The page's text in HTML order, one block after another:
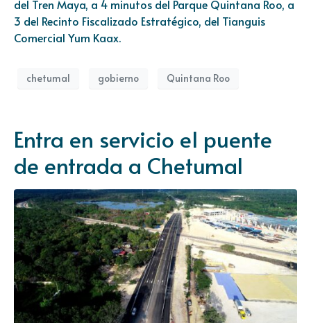
del Tren Maya, a 4 minutos del Parque Quintana Roo, a
3 del Recinto Fiscalizado Estratégico, del Tianguis
Comercial Yum Kaax.
chetumal gobierno Quintana Roo
Entra en servicio el puente
de entrada a Chetumal